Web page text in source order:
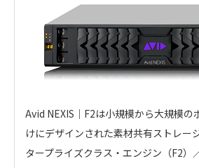
Avid NEXIS｜F2は小規模から大規模の
けにデザインされた素材共有ストレー
タープライズクラス・エンジン（F2）